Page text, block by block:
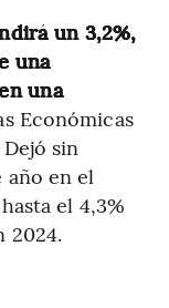
un 3,2%,
una
una
Económicas
sin
en el
el 4,3%
2024.